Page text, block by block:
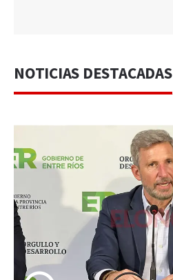
NOTICIAS DESTACADAS